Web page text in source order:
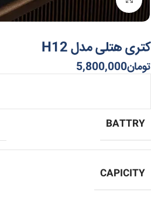
کتری هتلی مدل H12
تومان5,800,000
BATTRY
CAPICITY